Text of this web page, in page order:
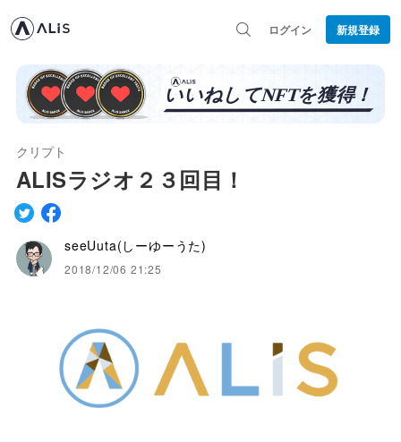
ログイン 新規登録
クリプト
ALISラジオ２３回目！
seeUuta(しーゆーうた)
2018/12/06 21:25